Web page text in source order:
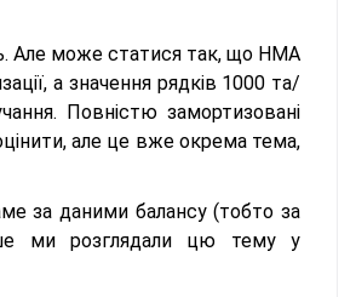
Але може статися так, що НМА
а значення рядків 1000 та/
Повністю замортизовані
але це вже окрема тема,
за даними балансу (тобто за
ми розглядали цю тему у